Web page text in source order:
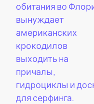
обитания во
вынуждает
американских
крокодилов
выходить на
причалы,
гидроциклы и
для серфинга.